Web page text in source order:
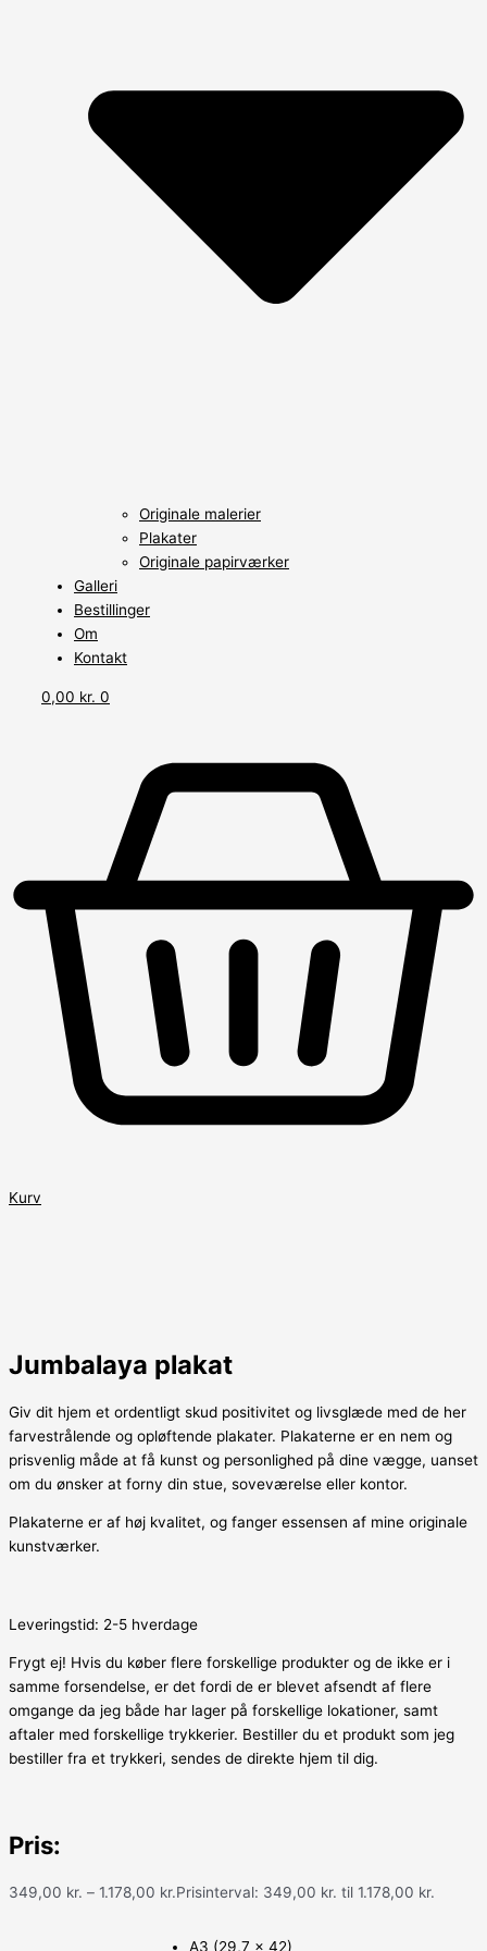
Originale malerier
Plakater
Originale papirværker
Galleri
Bestillinger
Om
Kontakt
0,00 kr. 0
Kurv
Jumbalaya plakat
Giv dit hjem et ordentligt skud positivitet og livsglæde med de her
farvestrålende og opløftende plakater. Plakaterne er en nem og
prisvenlig måde at få kunst og personlighed på dine vægge, uanset
om du ønsker at forny din stue, soveværelse eller kontor.
Plakaterne er af høj kvalitet, og fanger essensen af mine originale
kunstværker.
Leveringstid: 2-5 hverdage
Frygt ej! Hvis du køber flere forskellige produkter og de ikke er i
samme forsendelse, er det fordi de er blevet afsendt af flere
omgange da jeg både har lager på forskellige lokationer, samt
aftaler med forskellige trykkerier. Bestiller du et produkt som jeg
bestiller fra et trykkeri, sendes de direkte hjem til dig.
Pris:
349,00 kr. – 1.178,00 kr.Prisinterval: 349,00 kr. til 1.178,00 kr.
A3 (29,7 x 42)